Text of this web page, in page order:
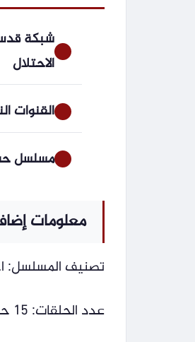
شبكة
الاحتلال
القنوات
مسلسل حب محتمل
معلومات
تصنيف المسلسل:
عدد الحلقات: 15 حلقة